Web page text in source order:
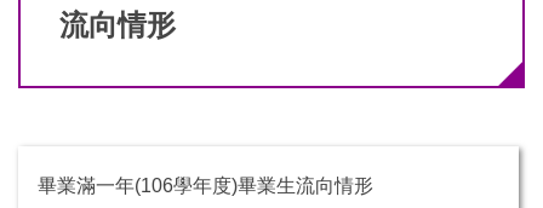
流向情形
畢業滿一年(106學年度)畢業生流向情形